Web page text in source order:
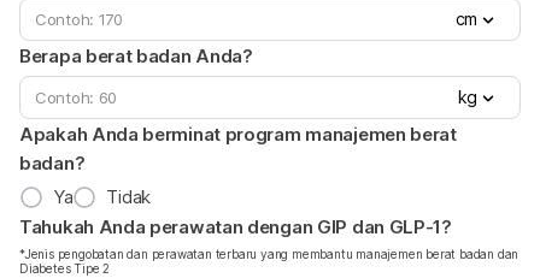
cm
Berapa berat badan Anda?
kg
Apakah Anda berminat program manajemen berat
badan?
Ya
Tidak
Tahukah Anda perawatan dengan GIP dan GLP-1?
*Jenis pengobatan dan perawatan terbaru yang membantu manajemen berat badan dan
Diabetes Tipe 2